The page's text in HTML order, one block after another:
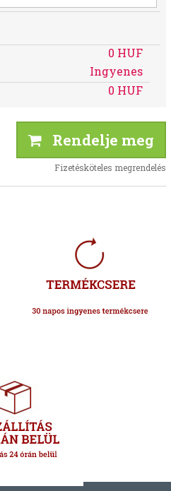
0 HUF
Ingyenes
0 HUF
Rendelje meg
Fizetésköteles megrendelés